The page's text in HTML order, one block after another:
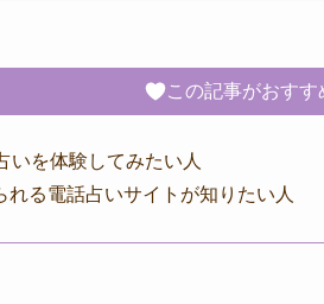
この記事がおすす
いを体験してみたい人
れる電話占いサイトが知りたい人